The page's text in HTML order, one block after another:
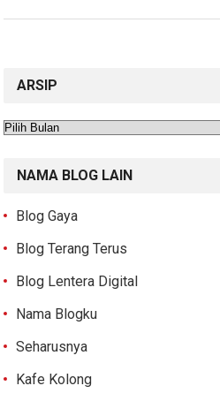
ARSIP
Arsip
NAMA BLOG LAIN
Blog Gaya
Blog Terang Terus
Blog Lentera Digital
Nama Blogku
Seharusnya
Kafe Kolong